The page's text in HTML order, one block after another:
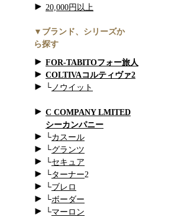
20,000円以上
▼ブランド、シリーズか
ら探す
FOR-TABITOフォー旅人
COLTIVAコルティヴァ2
└ ノウイット
C COMPANY LMITED
シーカンパニー
└カスール
└グランツ
└セキュア
└ターナー2
└ブレロ
└ボーダー
└マーロン